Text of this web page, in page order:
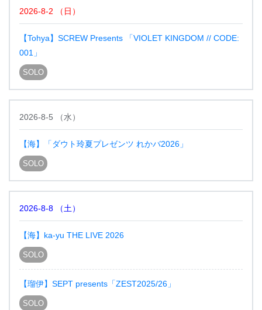
2026-8-2 （ 日 ）
【Tohya】SCREW Presents 「VIOLET KINGDOM // CODE:
001」
SOLO
2026-8-5 （水）
【海】「ダウト玲夏プレゼンツ れかバ2026」
SOLO
2026-8-8 （土）
【海】ka-yu THE LIVE 2026
SOLO
【瑠伊】SEPT presents「ZEST2025/26」
SOLO